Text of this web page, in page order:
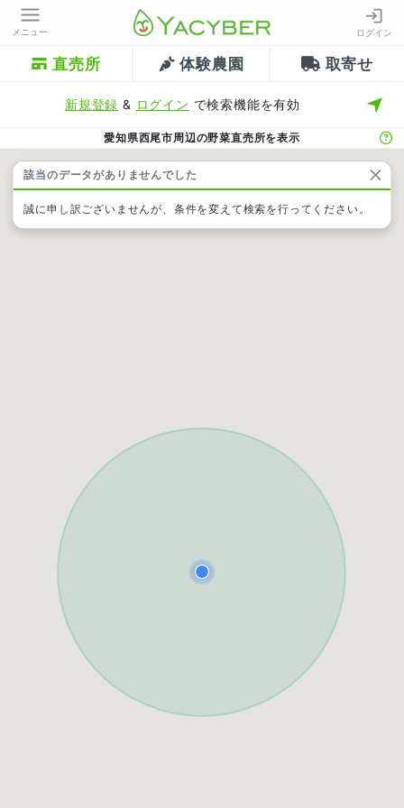
メニュー ログイン
直売所 体験農園 取寄せ
新規登録 & ログイン で検索機能を有効
愛知県西尾市周辺の野菜直売所を表示
該当のデータがありませんでした
誠に申し訳ございませんが、条件を変えて検索を行ってください。